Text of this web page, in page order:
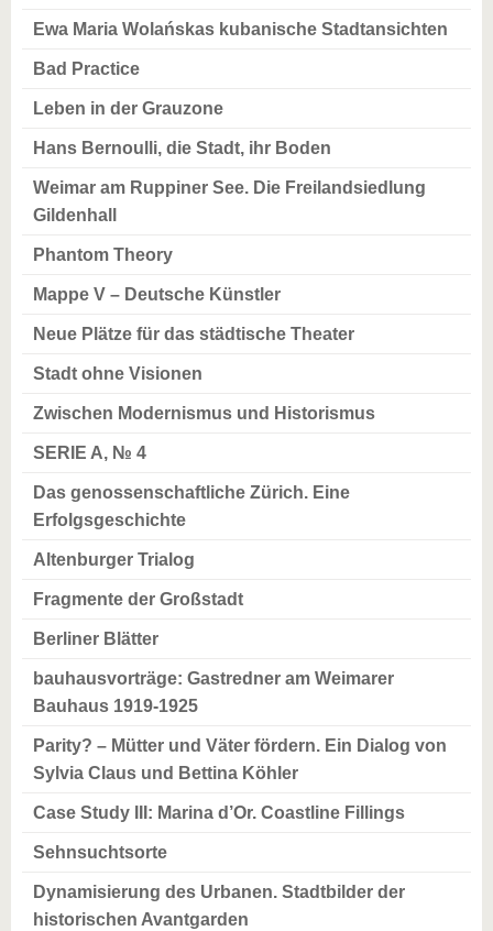
Ewa Maria Wolańskas kubanische Stadtansichten
Bad Practice
Leben in der Grauzone
Hans Bernoulli, die Stadt, ihr Boden
Weimar am Ruppiner See. Die Freilandsiedlung
Gildenhall
Phantom Theory
Mappe V – Deutsche Künstler
Neue Plätze für das städtische Theater
Stadt ohne Visionen
Zwischen Modernismus und Historismus
SERIE A, № 4
Das genossenschaftliche Zürich. Eine
Erfolgsgeschichte
Altenburger Trialog
Fragmente der Großstadt
Berliner Blätter
bauhausvorträge: Gastredner am Weimarer
Bauhaus 1919-1925
Parity? – Mütter und Väter fördern. Ein Dialog von
Sylvia Claus und Bettina Köhler
Case Study III: Marina d’Or. Coastline Fillings
Sehnsuchtsorte
Dynamisierung des Urbanen. Stadtbilder der
historischen Avantgarden